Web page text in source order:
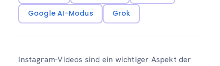
Google AI-Modus
Grok
Instagram-Videos sind ein wichtiger Aspekt der